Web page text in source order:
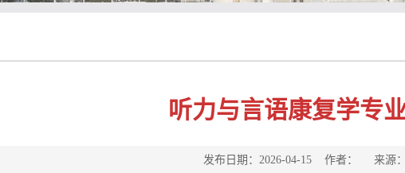
听力与言语康复学专
发布日期：2026-04-15 作者： 来源